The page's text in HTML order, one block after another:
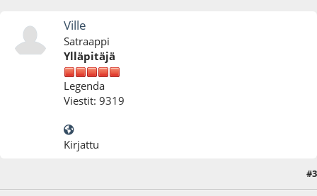
Ville
Satraappi
Ylläpitäjä
Legenda
Viestit: 9319
Kirjattu
#3